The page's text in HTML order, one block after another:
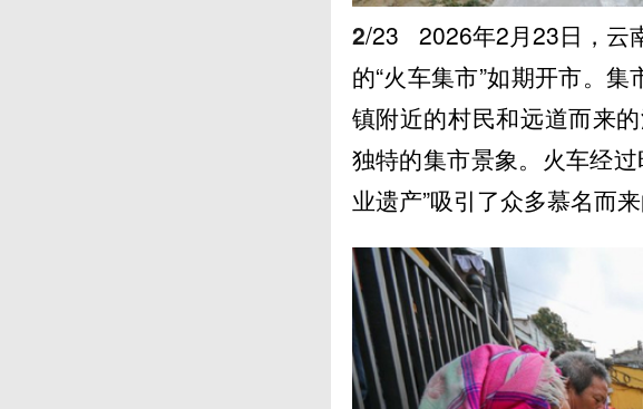
2/23
2026年2月23日，云
的“火车集市”如期开市。
镇附近的村民和远道而来
独特的集市景象。火车经
业遗产”吸引了众多慕名而